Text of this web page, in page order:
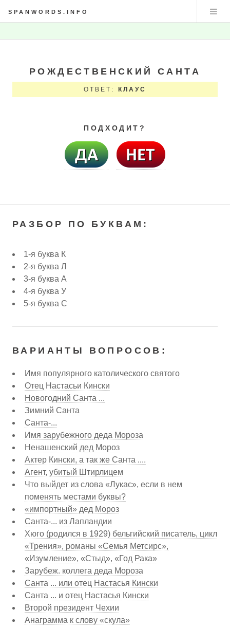
SPANWORDS.INFO
РОЖДЕСТВЕНСКИЙ САНТА
ОТВЕТ: КЛАУС
ПОДХОДИТ?
РАЗБОР ПО БУКВАМ:
1-я буква К
2-я буква Л
3-я буква А
4-я буква У
5-я буква С
ВАРИАНТЫ ВОПРОСОВ:
Имя популярного католического святого
Отец Настасьи Кински
Новогодний Санта ...
Зимний Санта
Санта-...
Имя зарубежного деда Мороза
Ненашенский дед Мороз
Актер Кински, а так же Санта ....
Агент, убитый Штирлицем
Что выйдет из слова «Лукас», если в нем
поменять местами буквы?
«импортный» дед Мороз
Санта-... из Лапландии
Хюго (родился в 1929) бельгийский писатель, цикл
«Трения», романы «Семья Метсирс»,
«Изумление», «Стыд», «Год Рака»
Зарубеж. коллега деда Мороза
Санта ... или отец Настасья Кински
Санта ... и отец Настасья Кински
Второй президент Чехии
Анаграмма к слову «скула»